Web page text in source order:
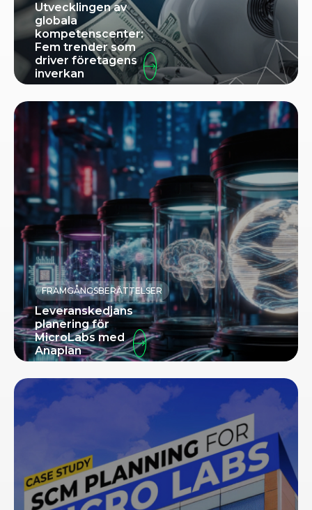
Utvecklingen av
globala
kompetenscenter:
Fem trender som
driver företagens
inverkan
FRAMGÅNGSBERÄTTELSER
Leveranskedjans
planering för
MicroLabs med
Anaplan